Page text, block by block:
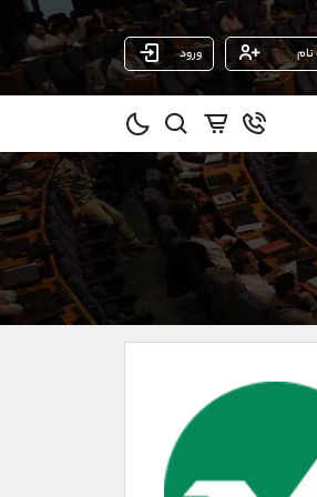
ورود
(فائزه تهرانی)
09101364784
شروع گفتگو
@Armteam_admin_104
021-22021030
021-22021040
@alireza.mehrabii
@alirezamehrabi_com